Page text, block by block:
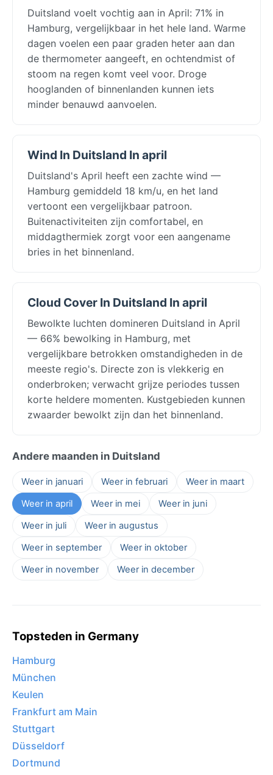
Duitsland voelt vochtig aan in April: 71% in
Hamburg, vergelijkbaar in het hele land. Warme
dagen voelen een paar graden heter aan dan
de thermometer aangeeft, en ochtendmist of
stoom na regen komt veel voor. Droge
hooglanden of binnenlanden kunnen iets
minder benauwd aanvoelen.
Wind In Duitsland In april
Duitsland's April heeft een zachte wind —
Hamburg gemiddeld 18 km/u, en het land
vertoont een vergelijkbaar patroon.
Buitenactiviteiten zijn comfortabel, en
middagthermiek zorgt voor een aangename
bries in het binnenland.
Cloud Cover In Duitsland In april
Bewolkte luchten domineren Duitsland in April
— 66% bewolking in Hamburg, met
vergelijkbare betrokken omstandigheden in de
meeste regio's. Directe zon is vlekkerig en
onderbroken; verwacht grijze periodes tussen
korte heldere momenten. Kustgebieden kunnen
zwaarder bewolkt zijn dan het binnenland.
Andere maanden in Duitsland
Weer in januari Weer in februari
Weer in maart
Weer in april
Weer in mei
Weer in juni
Weer in juli
Weer in augustus
Weer in september
Weer in oktober
Weer in november
Weer in december
Topsteden in Germany
Hamburg
München
Keulen
Frankfurt am Main
Stuttgart
Düsseldorf
Dortmund